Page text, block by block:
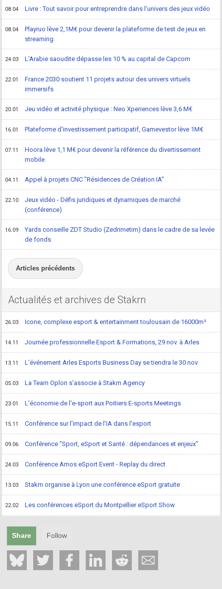
08.04 Livre : Tout savoir pour entreprendre dans l'univers des jeux vidéo
08.04
Playruo lève 2,1M€ pour devenir la plateforme de test de jeux en
streaming
24.03 L'Arabie saoudite dépasse les 10 % au capital de Capcom
22.01
France 2030 soutient 11 projets autour des univers virtuels
immersifs
20.01 Jeu vidéo et activité physique : Neo Xperiences lève 3,6 M€
16.01 Plateforme d'investissement participatif, Gamevestor lève 1M€
07.11
Hoora lève 1,1 M€ pour devenir la référence du divertissement
mobile
04.11 Appel à projets CNC "Résidences de Création IA"
22.10
Jeux vidéo - Défis juridiques et dynamiques de marché
(conférence)
16.09
Yards conseille ZDT Studio (Zedrimetim) dans le cadre de sa levée
de fonds
Articles précédents
Actualités et archives de Stakrn
26.03 Icone, complexe esport & entertainment toulousain de 16000m²
14.11 Journée professionnelle Esport & Formations, 29 nov. à Arles
13.11 L'événement Arles Esports Business Day se tiendra le 30 nov.
05.03 La Team Oplon s'associe à Stakrn Agency
23.01 L'économie de l'e-sport aux Poitiers E-sports Meetings
15.11 Conférence sur l'impact de l'IA dans l'esport
09.06 Conférence "Sport, eSport et Santé : dépendances et enjeux"
24.03 Conférence Amos eSport Event - Replay du direct
13.03 Stakrn organise à Lyon une conférence eSport gratuite
22.02 Les conférences eSport du Montpellier eSport Show
Share Follow